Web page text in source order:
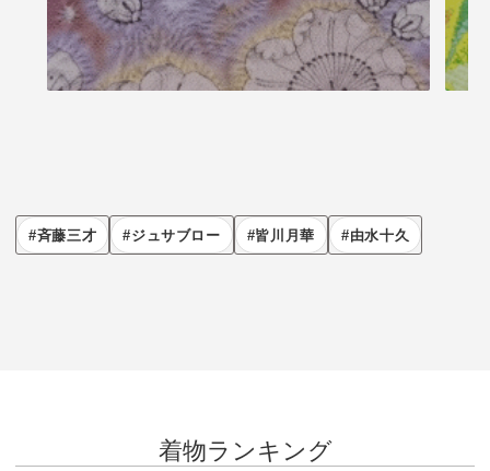
斉藤三才 ジュサブロー 皆川月華 由水十久
着物ランキング